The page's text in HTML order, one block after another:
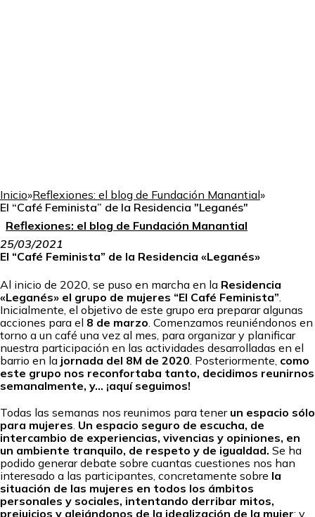
Inicio»Reflexiones: el blog de Fundación Manantial»
El “Café Feminista” de la Residencia "Leganés"
Reflexiones: el blog de Fundación Manantial
25/03/2021
El “Café Feminista” de la Residencia «Leganés»
Al inicio de 2020, se puso en marcha en la Residencia
«Leganés» el grupo de mujeres “El Café Feminista”.
Inicialmente, el objetivo de este grupo era preparar algunas
acciones para el 8 de marzo. Comenzamos reuniéndonos en
torno a un café una vez al mes, para organizar y planificar
nuestra participación en las actividades desarrolladas en el
barrio en la jornada del 8M de 2020. Posteriormente, como
este grupo nos reconfortaba tanto, decidimos reunirnos
semanalmente, y… ¡aquí seguimos!
Todas las semanas nos reunimos para tener un espacio sólo
para mujeres Un espacio seguro de escucha, de
intercambio de experiencias, vivencias y opiniones, en
un ambiente tranquilo, de respeto y de igualdad. Se ha
podido generar debate sobre cuantas cuestiones nos han
interesado a las participantes, concretamente sobre la
situación de las mujeres en todos los ámbitos
personales y sociales, intentando derribar mitos,
prejuicios y alejándonos de la idealización de la mujer; y,